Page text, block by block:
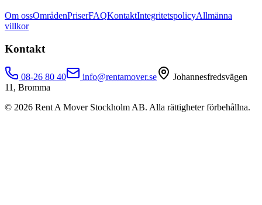
Om ossOmrådenPriserFAQKontaktIntegritetspolicyAllmänna
villkor
Kontakt
08-26 80 40 info@rentamover.se
Johannesfredsvägen
11, Bromma
© 2026 Rent A Mover Stockholm AB. Alla rättigheter förbehållna.